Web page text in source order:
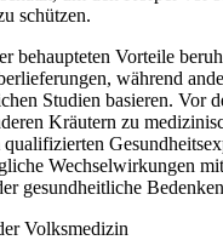
schützen.
behaupteten Vorteile
während
Studien basieren. Vor
Kräutern zu
Wechselwirkungen
gesundheitliche
Volksmedizin